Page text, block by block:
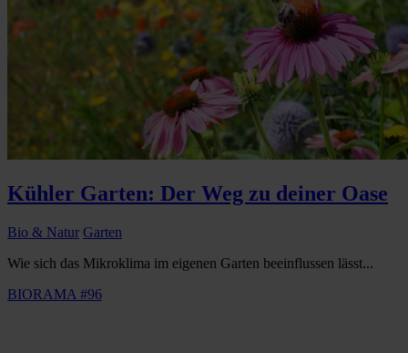
Kühler Garten: Der Weg zu deiner Oase
Bio & Natur Garten
Wie sich das Mikroklima im eigenen Garten beeinflussen lässt...
BIORAMA #96